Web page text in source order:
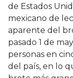
de Estados
mexicano de
aparente del
pasado 1 de
personas en
del país, en lo